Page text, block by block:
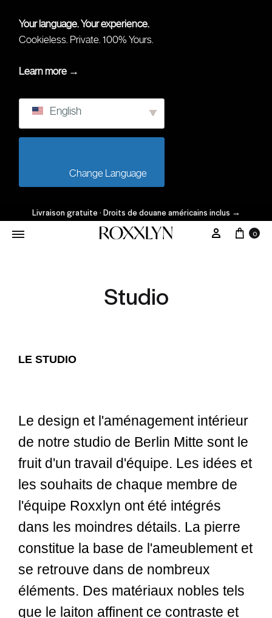
Your language. Your experience.
Cookieless. Private. 100% Yours.
Learn more →
English
Livraison gratuite · Droits de douane américains inclus →
0
Studio
LE STUDIO
Le design et l'aménagement intérieur
de notre studio de Berlin Mitte sont le
fruit d'un travail d'équipe. Les idées et
les souhaits de chaque membre de
l'équipe Roxxlyn ont été intégrés
dans les moindres détails. La pierre
constitue la base de l'ameublement et
se retrouve dans de nombreux
éléments. Des matériaux nobles tels
que le laiton affinent ce contraste et